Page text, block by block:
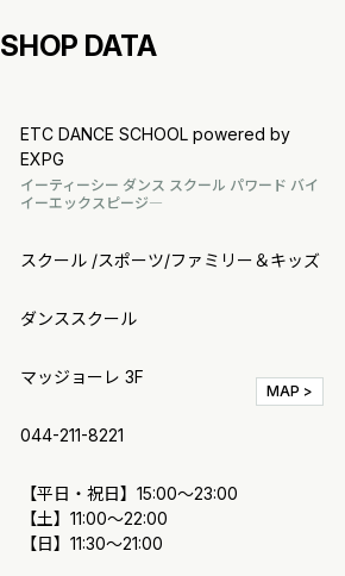
SHOP DATA
ETC DANCE SCHOOL powered by
EXPG
イーティーシー ダンス スクール パワード バイ
イーエックスピージ―
スクール /スポーツ/ファミリー＆キッズ
ダンススクール
マッジョーレ 3F
MAP >
044-211-8221
【平日・祝日】15:00～23:00
【土】11:00～22:00
【日】11:30～21:00